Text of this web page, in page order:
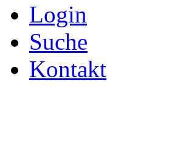
Login
Suche
Kontakt